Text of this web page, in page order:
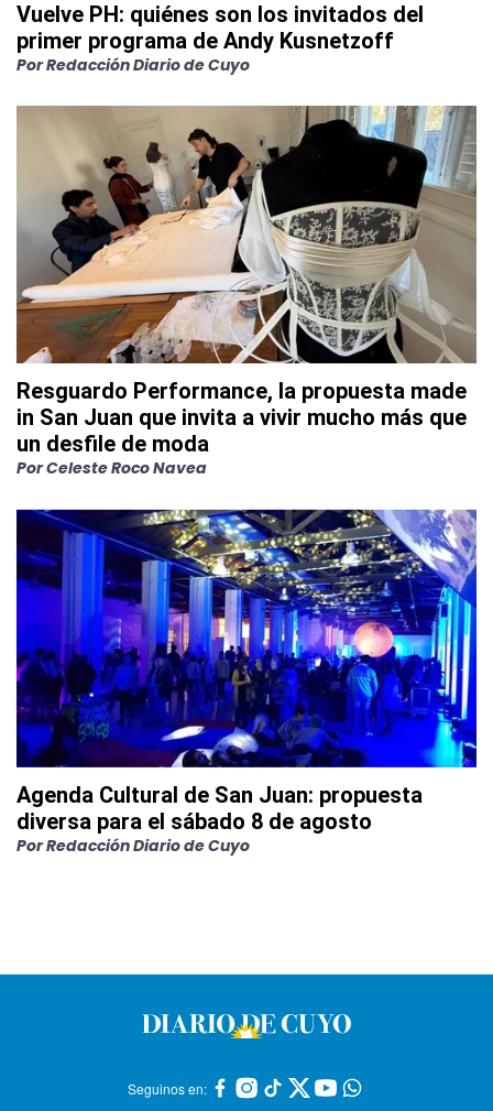
Vuelve PH: quiénes son los invitados del
primer programa de Andy Kusnetzoff
PorRedacción Diario de Cuyo
Resguardo Performance, la propuesta made
in San Juan que invita a vivir mucho más que
un desfile de moda
PorCeleste Roco Navea
Agenda Cultural de San Juan: propuesta
diversa para el sábado 8 de agosto
PorRedacción Diario de Cuyo
Seguinos en: